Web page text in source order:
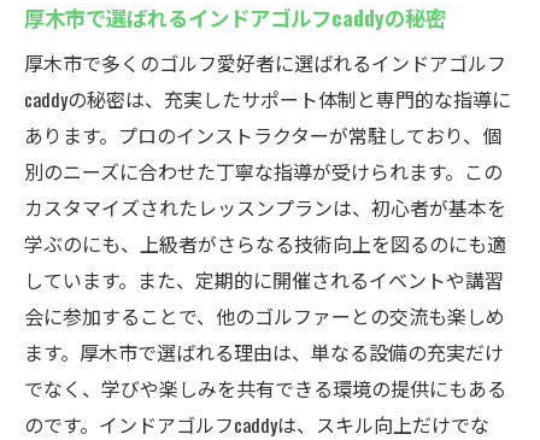
アップ事例
インドアゴルフでの改善ポイントの洗い出
し
厚木市のインドアゴルフレッスンでの進捗
確認方法
インドアゴルフでの目標達成に向けたロー
ドマップ
厚木市で選ばれるインドアゴルフcaddyの秘密
厚木市で多くのゴルフ愛好者に選ばれるインドアゴルフ
caddyの秘密は、充実したサポート体制と専門的な指導に
あります。プロのインストラクターが常駐しており、個
別のニーズに合わせた丁寧な指導が受けられます。この
カスタマイズされたレッスンプランは、初心者が基本を
学ぶのにも、上級者がさらなる技術向上を図るのにも適
しています。また、定期的に開催されるイベントや講習
会に参加することで、他のゴルファーとの交流も楽しめ
ます。厚木市で選ばれる理由は、単なる設備の充実だけ
でなく、学びや楽しみを共有できる環境の提供にもある
のです。インドアゴルフcaddyは、スキル向上だけでな